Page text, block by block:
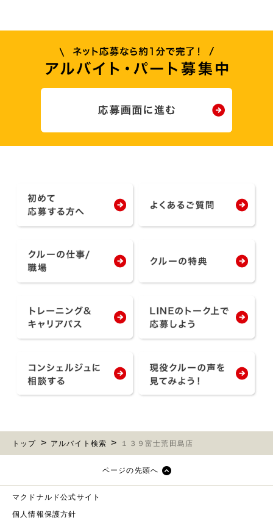
トップ アルバイト検索 １３９富士荒田島店
ページの先頭へ
マクドナルド公式サイト
個人情報保護方針